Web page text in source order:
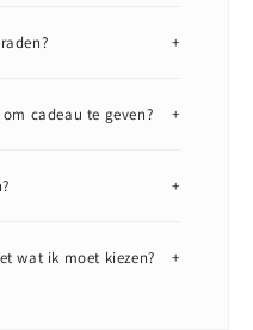
+
cadeau te geven? +
+
wat ik moet kiezen? +